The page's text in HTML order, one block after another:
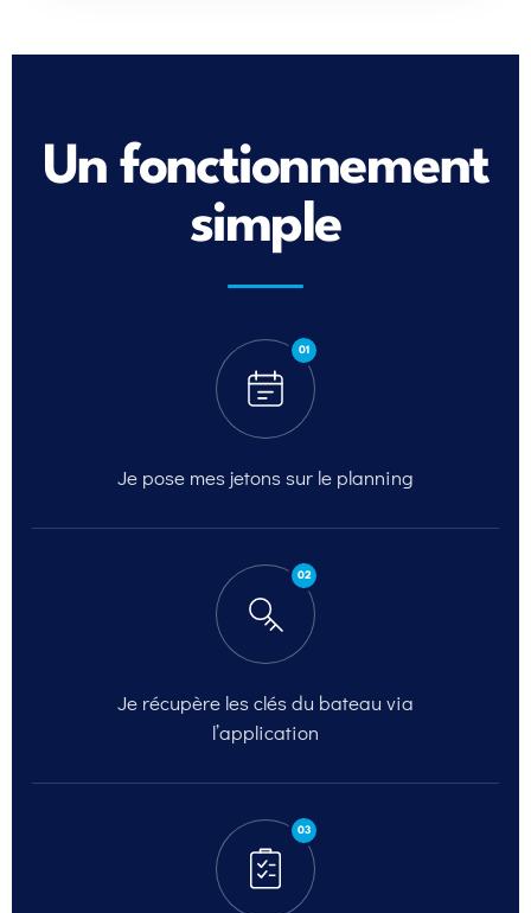
Un fonctionnement
simple
01
Je pose mes jetons sur le planning
02
Je récupère les clés du bateau via
l’application
03